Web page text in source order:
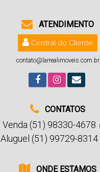
ATENDIMENTO
Central do Cliente
contato@larrealimoveis.com.br
CONTATOS
Venda (51) 98330-4678
Aluguel (51) 99729-8314
ONDE ESTAMOS